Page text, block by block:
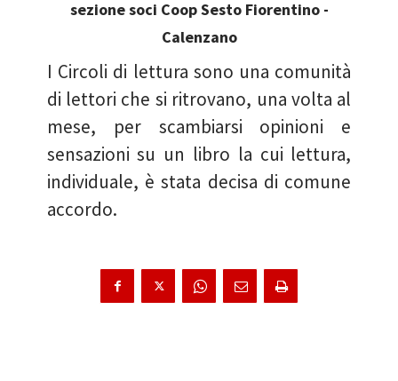
sezione soci Coop Sesto Fiorentino -
Calenzano
I Circoli di lettura sono una comunità
di lettori che si ritrovano, una volta al
mese, per scambiarsi opinioni e
sensazioni su un libro la cui lettura,
individuale, è stata decisa di comune
accordo.